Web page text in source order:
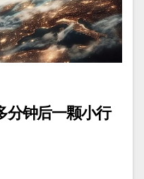
分钟后一颗小行